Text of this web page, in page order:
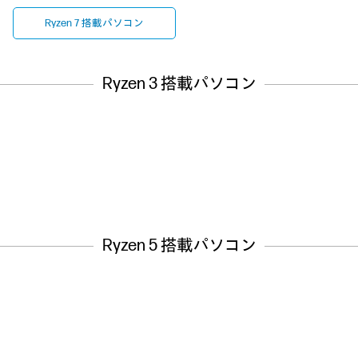
Ryzen 7 搭載パソコン
Ryzen 3 搭載パソコン
Ryzen 5 搭載パソコン